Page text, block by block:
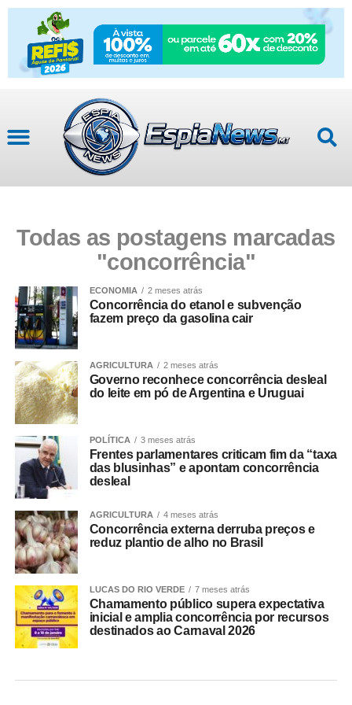
Todas as postagens marcadas
"concorrência"
ECONOMIA 2 meses atrás
Concorrência do etanol e subvenção
fazem preço da gasolina cair
AGRICULTURA 2 meses atrás
Governo reconhece concorrência desleal
do leite em pó de Argentina e Uruguai
POLÍTICA 3 meses atrás
Frentes parlamentares criticam fim da “taxa
das blusinhas” e apontam concorrência
desleal
AGRICULTURA 4 meses atrás
Concorrência externa derruba preços e
reduz plantio de alho no Brasil
LUCAS DO RIO VERDE 7 meses atrás
Chamamento público supera expectativa
inicial e amplia concorrência por recursos
destinados ao Carnaval 2026